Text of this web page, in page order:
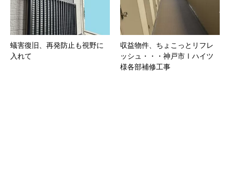
蟻害復旧、再発防止も視野に
入れて
収益物件、ちょこっとリフレ
ッシュ・・・神戸市Ⅰハイツ
様各部補修工事